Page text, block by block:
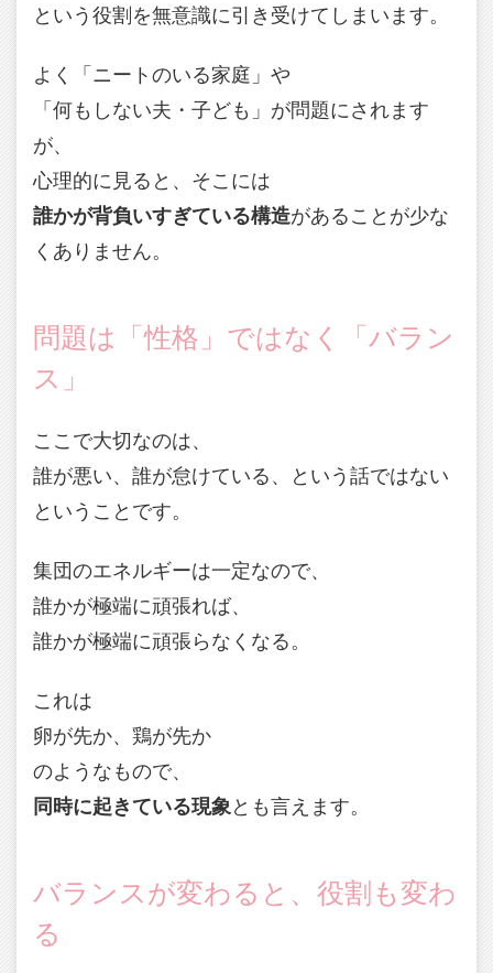
という役割を無意識に引き受けてしまいます。
よく「ニートのいる家庭」や
「何もしない夫・子ども」が問題にされます
が、
心理的に見ると、そこには
誰かが背負いすぎている構造があることが少な
くありません。
問題は「性格」ではなく「バラン
ス」
ここで大切なのは、
誰が悪い、誰が怠けている、という話ではない
ということです。
集団のエネルギーは一定なので、
誰かが極端に頑張れば、
誰かが極端に頑張らなくなる。
これは
卵が先か、鶏が先か
のようなもので、
同時に起きている現象 とも言えます。
バランスが変わると、役割も変わ
る